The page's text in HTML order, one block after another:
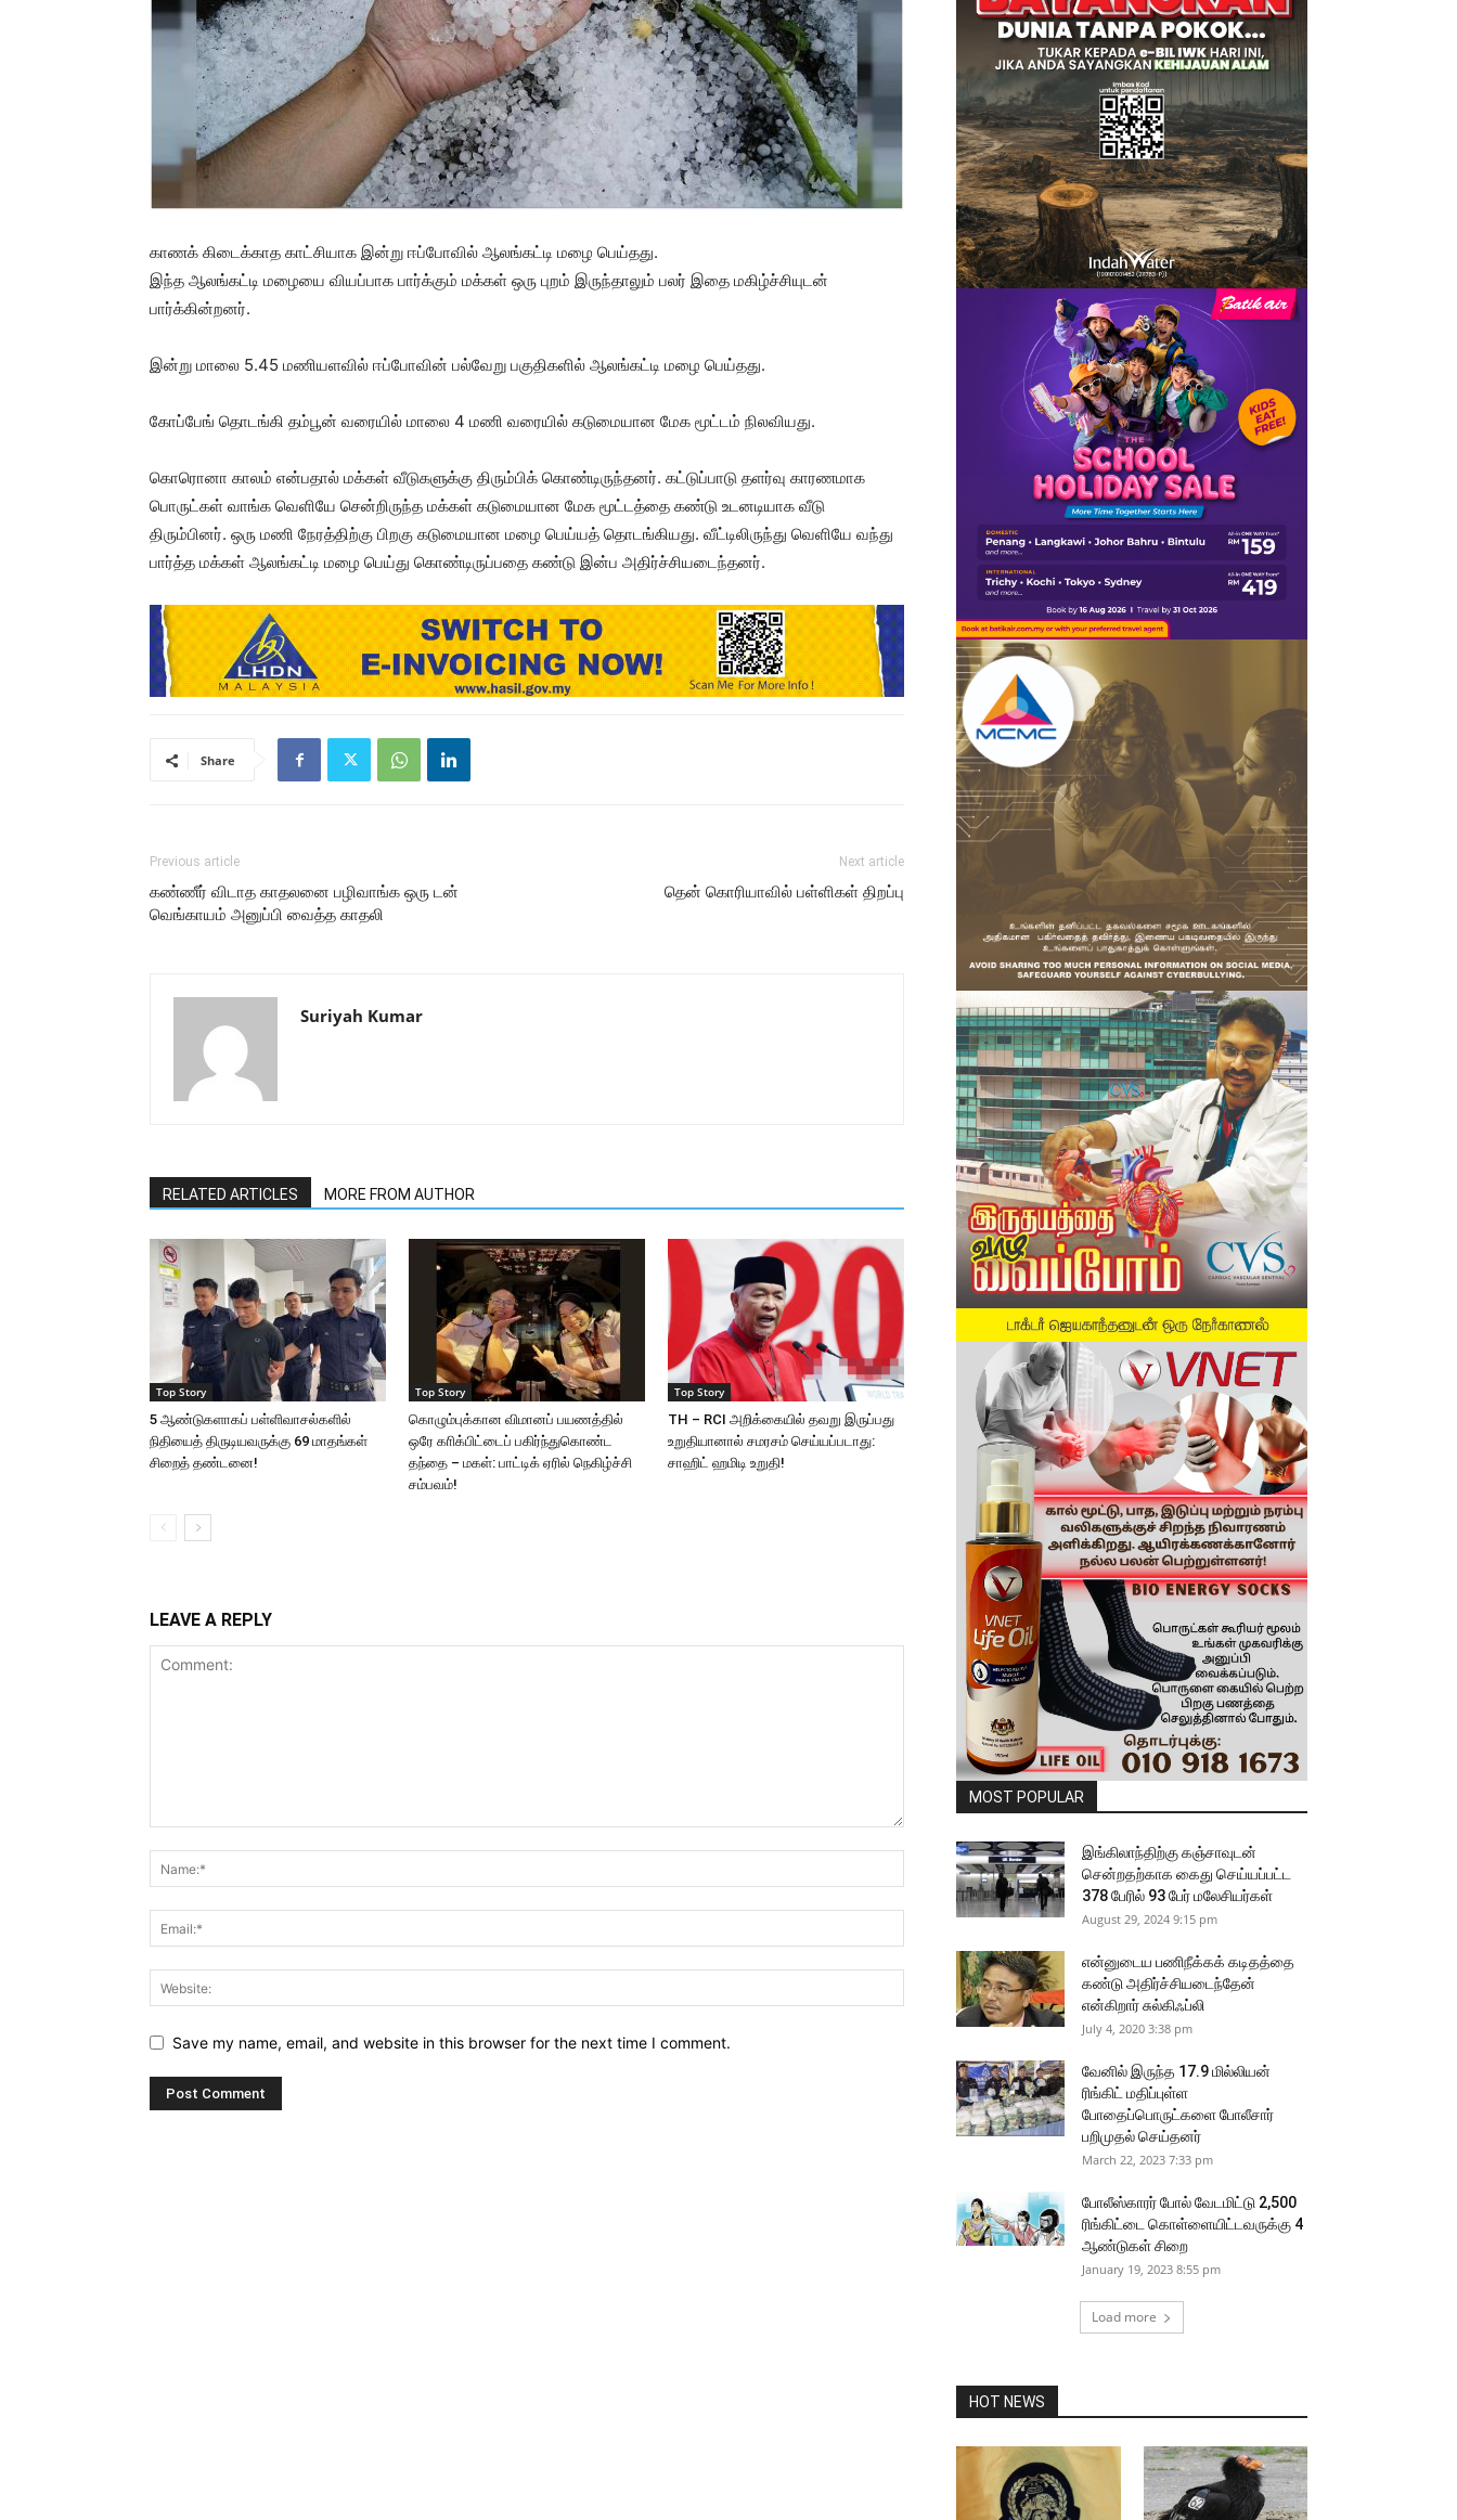
காணக் கிடைக்காத காட்சியாக இன்று ஈப்போவில் ஆலங்கட்டி மழை பெய்தது.
இந்த ஆலங்கட்டி மழையை வியப்பாக பார்க்கும் மக்கள் ஒரு புறம் இருந்தாலும் பலர் இதை மகிழ்ச்சியுடன்
பார்க்கின்றனர்.
இன்று மாலை 5.45 மணியளவில் ஈப்போவின் பல்வேறு பகுதிகளில் ஆலங்கட்டி மழை பெய்தது.
கோப்பேங் தொடங்கி தம்பூன் வரையில் மாலை 4 மணி வரையில் கடுமையான மேக மூட்டம் நிலவியது.
கொரொனா காலம் என்பதால் மக்கள் வீடுகளுக்கு திரும்பிக் கொண்டிருந்தனர். கட்டுப்பாடு தளர்வு காரணமாக
பொருட்கள் வாங்க வெளியே சென்றிருந்த மக்கள் கடுமையான மேக மூட்டத்தை கண்டு உடனடியாக வீடு
திரும்பினர். ஒரு மணி நேரத்திற்கு பிறகு கடுமையான மழை பெய்யத் தொடங்கியது. வீட்டிலிருந்து வெளியே வந்து
பார்த்த மக்கள் ஆலங்கட்டி மழை பெய்து கொண்டிருப்பதை கண்டு இன்ப அதிர்ச்சியடைந்தனர்.
Share
Previous article
கண்ணீர் விடாத காதலனை பழிவாங்க ஒரு டன்
வெங்காயம் அனுப்பி வைத்த காதலி
Next article
தென் கொரியாவில் பள்ளிகள் திறப்பு
Suriyah Kumar
RELATED ARTICLES MORE FROM AUTHOR
Top Story
5 ஆண்டுகளாகப் பள்ளிவாசல்களில்
நிதியைத் திருடியவருக்கு 69 மாதங்கள்
சிறைத் தண்டனை!
Top Story
கொழும்புக்கான விமானப் பயணத்தில்
ஒரே காிக்பிட்டைப் பகிர்ந்துகொண்ட
தந்தை – மகள்: பாட்டிக் ஏரில் நெகிழ்ச்சி
சம்பவம்!
Top Story
TH – RCI அறிக்கையில் தவறு இருப்பது
உறுதியானால் சமரசம் செய்யப்படாது:
சாஹிட் ஹமிடி உறுதி!
LEAVE A REPLY
Save my name, email, and website in this browser for the next time I comment.
MOST POPULAR
இங்கிலாந்திற்கு கஞ்சாவுடன்
சென்றதற்காக கைது செய்யப்பட்ட
378 பேரில் 93 பேர் மலேசியர்கள்
August 29, 2024 9:15 pm
என்னுடைய பணிநீக்கக் கடிதத்தை
கண்டு அதிர்ச்சியடைந்தேன்
என்கிறார் சுல்கிஃப்லி
July 4, 2020 3:38 pm
வேனில் இருந்த 17.9 மில்லியன்
ரிங்கிட் மதிப்புள்ள
போதைப்பொருட்களை போலீசார்
பறிமுதல் செய்தனர்
March 22, 2023 7:33 pm
போலீஸ்காரர் போல் வேடமிட்டு 2,500
ரிங்கிட்டை கொள்ளையிட்டவருக்கு 4
ஆண்டுகள் சிறை
January 19, 2023 8:55 pm
Load more
HOT NEWS